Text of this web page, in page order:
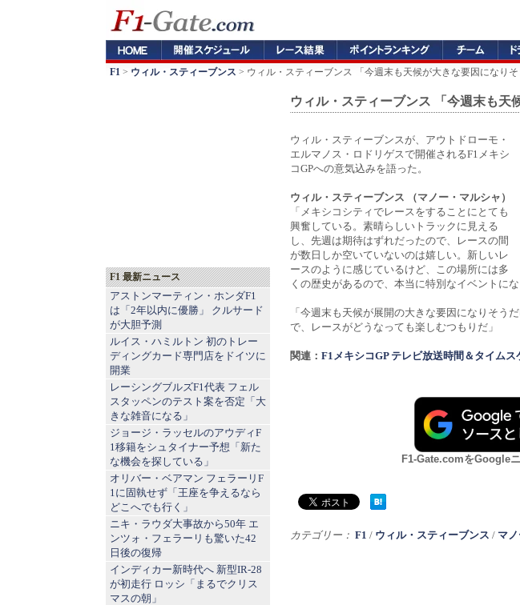
F1 > ウィル・スティーブンス > ウィル・スティーブンス 「今週末も天候が大きな要因になりそ
ウィル・スティーブンス 「今週末も天
ウィル・スティーブンスが、アウトドローモ・
エルマノス・ロドリゲスで開催されるF1メキシ
コGPへの意気込みを語った。
ウィル・スティーブンス （マノー・マルシャ）
「メキシコシティでレースをすることにとても
興奮している。素晴らしいトラックに見える
し、先週は期待はずれだったので、レースの間
が数日しか空いていないのは嬉しい。新しいレ
ースのように感じているけど、この場所には多
くの歴史があるので、本当に特別なイベントにな
「今週末も天候が展開の大きな要因になりそう
で、レースがどうなっても楽しむつもりだ」
関連： F1メキシコGP テレビ放送時間＆タイムス
F1-Gate.comをGoogle
カテゴリー： F1 / ウィル・スティーブンス / マ
F1 最新ニュース
アストンマーティン・ホンダF1
は「2年以内に優勝」 クルサード
が大胆予測
ルイス・ハミルトン 初のトレー
ディングカード専門店をドイツに
開業
レーシングブルズF1代表 フェル
スタッペンのテスト案を否定「大
きな雑音になる」
ジョージ・ラッセルのアウディF
1移籍をシュタイナー予想「新た
な機会を探している」
オリバー・ベアマン フェラーリF
1に固執せず「王座を争えるなら
どこへでも行く」
ニキ・ラウダ大事故から50年 エ
ンツォ・フェラーリも驚いた42
日後の復帰
インディカー新時代へ 新型IR-28
が初走行 ロッシ「まるでクリス
マスの朝」